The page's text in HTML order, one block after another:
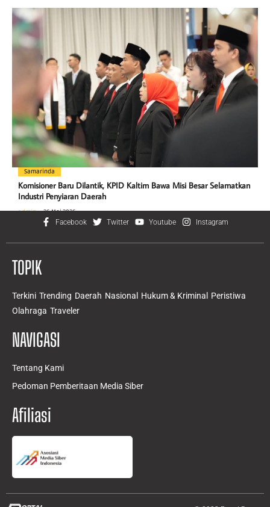
Samarinda
Komisioner Baru Dilantik, KPID Kaltim Bawa Misi Besar Selamatkan
Industri Penyiaran Daerah
admin 26 Mei 2026
Facebook Twitter Youtube Instagram
TOPIK
Terkini Trending Daerah Nasional Hukum & Kriminal
Peristiwa
Olahraga Traveler
NAVIGASI
Tentang Kami
Pedoman Pemberitaan Media Siber
Afiliasi